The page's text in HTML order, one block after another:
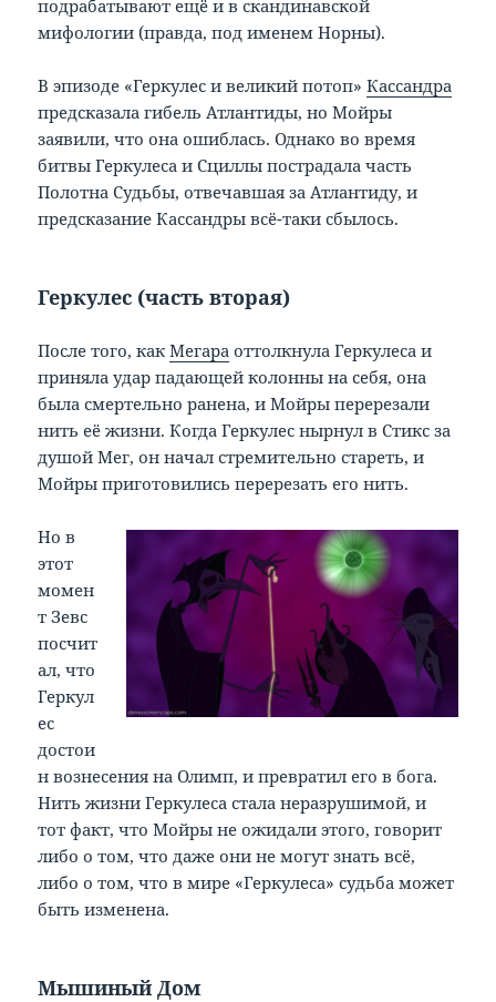
подрабатывают ещё и в скандинавской
мифологии (правда, под именем Норны).
В эпизоде «Геркулес и великий потоп»Кассандра
предсказала гибель Атлантиды, но Мойры
заявили, что она ошиблась. Однако во время
битвы Геркулеса и Сциллы пострадала часть
Полотна Судьбы, отвечавшая за Атлантиду, и
предсказание Кассандры всё-таки сбылось.
Геркулес (часть вторая)
После того, какМегара оттолкнула Геркулеса и
приняла удар падающей колонны на себя, она
была смертельно ранена, и Мойры перерезали
нить её жизни. Когда Геркулес нырнул в Стикс за
душой Мег, он начал стремительно стареть, и
Мойры приготовились перерезать его нить.
Но в
этот
момен
т Зевс
посчит
ал, что
Геркул
ес
достои
н вознесения на Олимп, и превратил его в бога.
Нить жизни Геркулеса стала неразрушимой, и
тот факт, что Мойры не ожидали этого, говорит
либо о том, что даже они не могут знать всё,
либо о том, что в мире «Геркулеса» судьба может
быть изменена.
Мышиный Дом